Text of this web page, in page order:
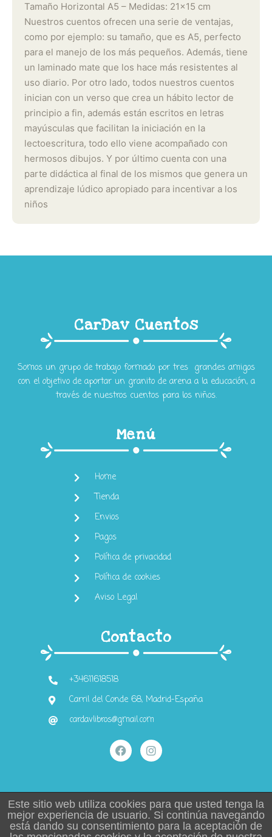
Tamaño Horizontal A5 – Medidas: 21×15 cm
Nuestros cuentos ofrecen una serie de ventajas,
como por ejemplo: su tamaño, que es A5, perfecto
para el manejo de los más pequeños. Además, tiene
un laminado mate que los hace más resistentes al
uso diario. Por otro lado, todos nuestros cuentos
inician con un verso que crea un hábito lector de
principio a fin, además están escritos en letras
mayúsculas que facilitan la iniciación en la
lectoescritura, todo ello viene acompañado con
hermosos dibujos. Y por último cuenta con una
parte didáctica al final de los mismos que genera un
aprendizaje lúdico apropiado para incentivar a los
niños
CarDav Cuentos
Somos un grupo de trabajo formado por tres grandes amigos
con el objetivo de aportar un granito de arena a la educación, a
través de nuestros cuentos para los niños.
Menú
Home
Tienda
Envios
Pagos
Política de privacidad
Política de cookies
Aviso Legal
Contacto
+34611618518
Carril del Conde 68, Madrid-España
cardavlibros@gmail.com
Este sitio web utiliza cookies para que usted tenga la
mejor experiencia de usuario. Si continúa navegando
está dando su consentimiento para la aceptación de